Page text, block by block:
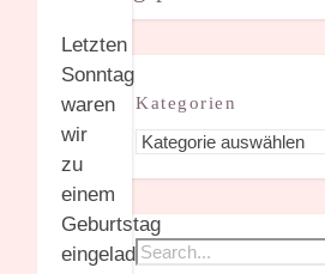
Letzten
Sonntag
waren
wir
zu
einem
Geburtstag
eingeladen.
Kategorien
Kategorien